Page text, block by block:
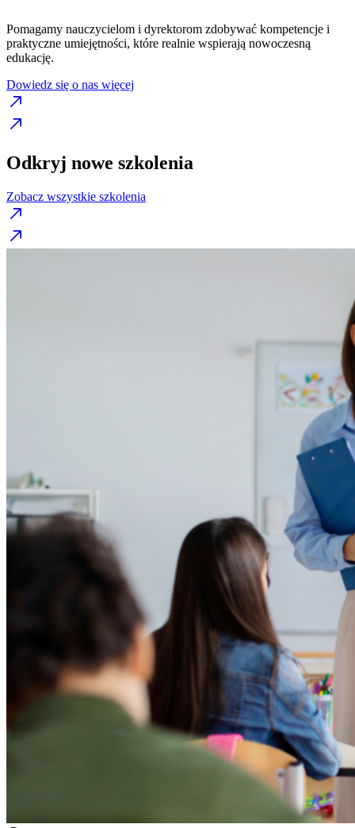
Pomagamy nauczycielom i dyrektorom zdobywać kompetencje i
praktyczne umiejętności, które realnie wspierają nowoczesną
edukację.
Dowiedz się o nas więcej
Odkryj nowe szkolenia
Zobacz wszystkie szkolenia